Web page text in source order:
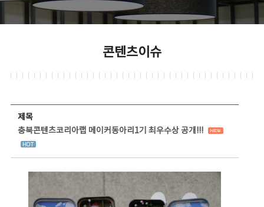
콘텐츠이슈
제목
충북콘텐츠코리아랩 메이커동아리1기 최우수상 공개!!!